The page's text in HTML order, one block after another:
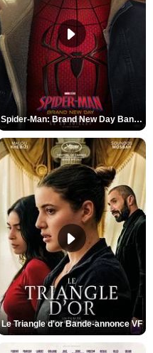
Spider-Man: Brand New Day Bande-annonce VO STFR
Le Triangle d'or Bande-annonce VF